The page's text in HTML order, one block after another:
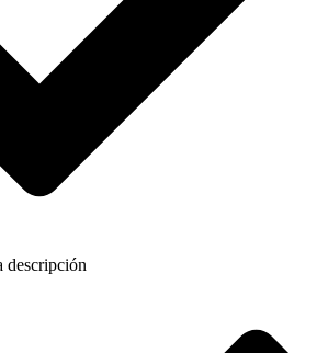
descripción